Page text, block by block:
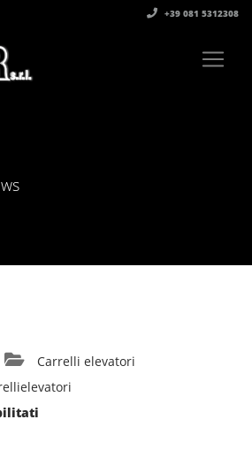
+39 081 5312308‬
Carrelli elevatori